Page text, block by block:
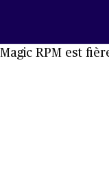
Magic RPM est